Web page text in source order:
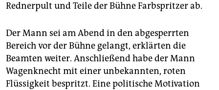
Rednerpult und Teile der Bühne Farbspritzer ab.
Der Mann sei am Abend in den abgesperrten
Bereich vor der Bühne gelangt, erklärten die
Beamten weiter. Anschließend habe der Mann
Wagenknecht mit einer unbekannten, roten
Flüssigkeit bespritzt. Eine politische Motivation